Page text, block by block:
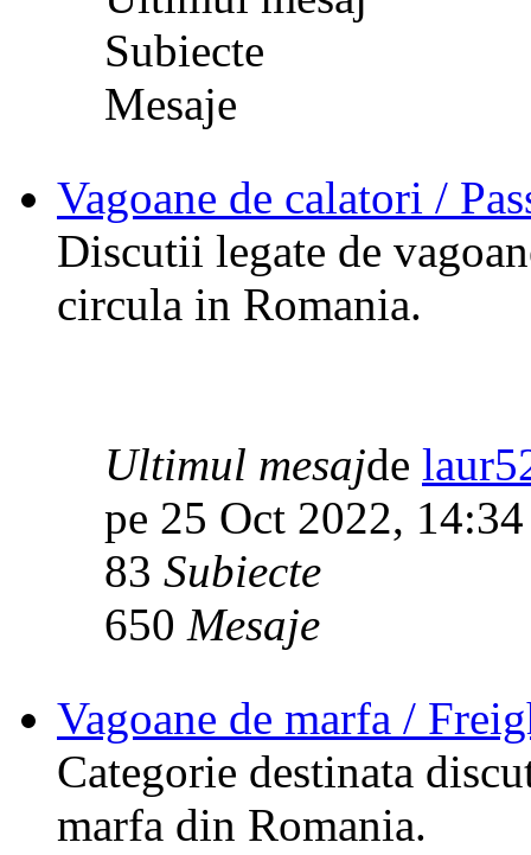
Subiecte
Mesaje
Vagoane de calatori /
Discutii legate de
circula in Romania.
Ultimul mesajde
pe 25 Oct 2022, 14:34
83 Subiecte
650 Mesaje
Vagoane de marfa /
Categorie destinata
marfa din Romania.